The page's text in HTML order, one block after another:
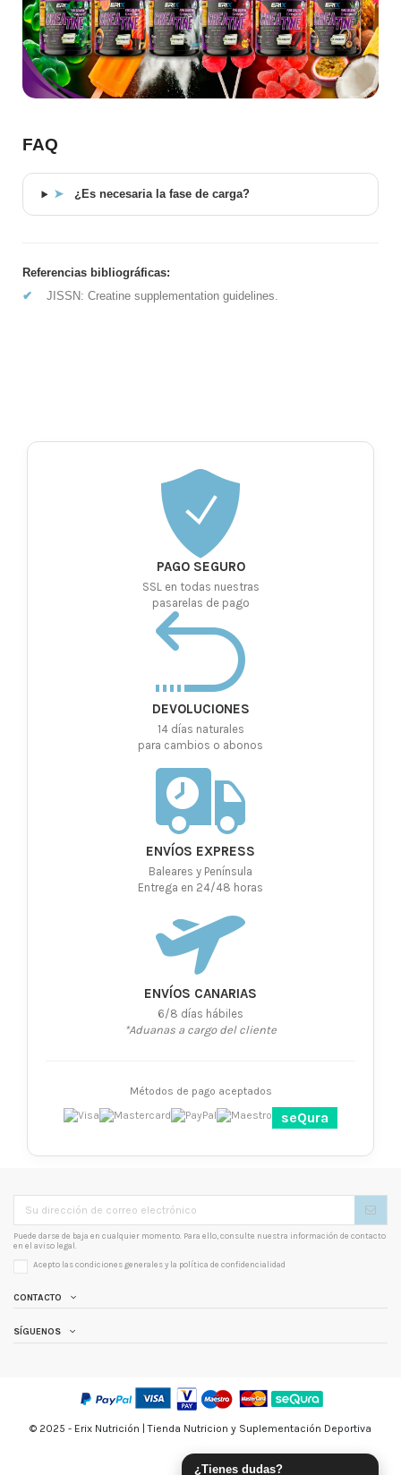
FAQ
➤ ¿Es necesaria la fase de carga?
Referencias bibliográficas:
✔ JISSN: Creatine supplementation guidelines.
PAGO SEGURO
SSL en todas nuestras
pasarelas de pago
DEVOLUCIONES
14 días naturales
para cambios o abonos
ENVÍOS EXPRESS
Baleares y Península
Entrega en 24/48 horas
ENVÍOS CANARIAS
6/8 días hábiles
*Aduanas a cargo del cliente
Métodos de pago aceptados
seQura
Puede darse de baja en cualquier momento. Para ello, consulte nuestra información de contacto
en el aviso legal.
Acepto las condiciones generales y la política de confidencialidad
CONTACTO
SÍGUENOS
© 2025 - Erix Nutrición | Tienda Nutricion y Suplementación Deportiva
¿Tienes dudas?